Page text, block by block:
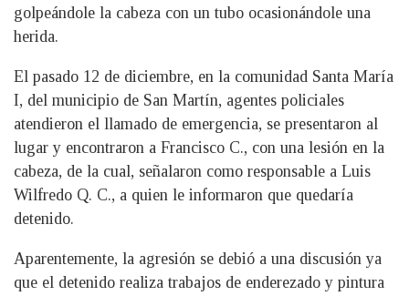
golpeándole la cabeza con un tubo ocasionándole una
herida.
El pasado 12 de diciembre, en la comunidad Santa María
I, del municipio de San Martín, agentes policiales
atendieron el llamado de emergencia, se presentaron al
lugar y encontraron a Francisco C., con una lesión en la
cabeza, de la cual, señalaron como responsable a Luis
Wilfredo Q. C., a quien le informaron que quedaría
detenido.
Aparentemente, la agresión se debió a una discusión ya
que el detenido realiza trabajos de enderezado y pintura